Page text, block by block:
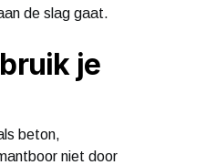
de slag gaat.
je
beton,
niet door